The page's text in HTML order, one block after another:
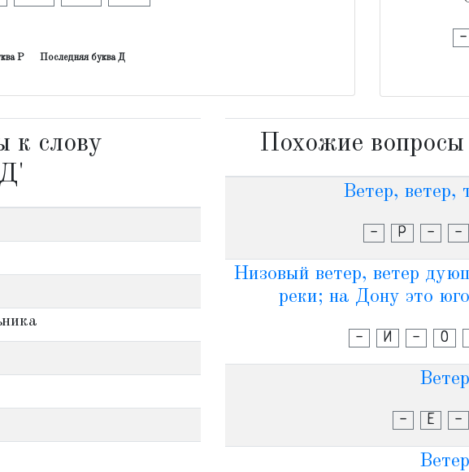
Р Последняя буква Д
-
к слову
Похожие вопросы
Ветер, ветер,
- Р - -
Низовый ветер, ветер
реки; на Дону это
- И - О
Ветер
- Е -
Ветер